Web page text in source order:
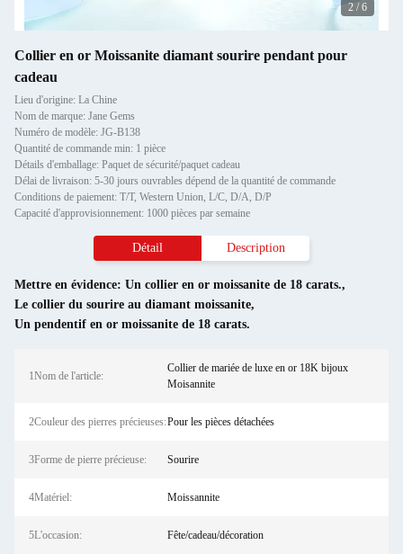
2 /6
Collier en or Moissanite diamant sourire pendant pour
cadeau
Lieu d'origine: La Chine
Nom de marque: Jane Gems
Numéro de modèle: JG-B138
Quantité de commande min: 1 pièce
Détails d'emballage: Paquet de sécurité/paquet cadeau
Délai de livraison: 5-30 jours ouvrables dépend de la quantité de commande
Conditions de paiement: T/T, Western Union, L/C, D/A, D/P
Capacité d'approvisionnement: 1000 pièces par semaine
Détail Description
Mettre en évidence: Un collier en or moissanite de 18 carats.,
Le collier du sourire au diamant moissanite,
Un pendentif en or moissanite de 18 carats.
1Nom de l'article:
Collier de mariée de luxe en or 18K bijoux
Moisannite
2Couleur des pierres précieuses:Pour les pièces détachées
3Forme de pierre précieuse: Sourire
4Matériel: Moissannite
5L'occasion: Fête/cadeau/décoration